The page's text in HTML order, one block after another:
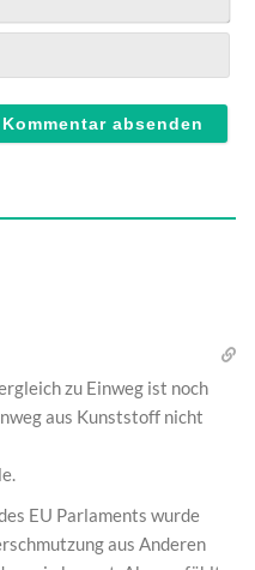
zu Einweg ist noch
aus Kunststoff nicht
EU Parlaments wurde
aus Anderen